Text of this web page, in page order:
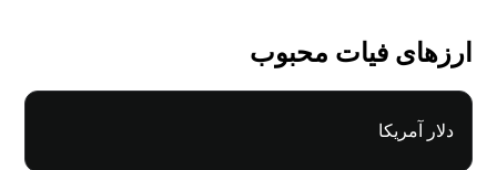
ارزهای فیات محبوب
دلار آمریکا